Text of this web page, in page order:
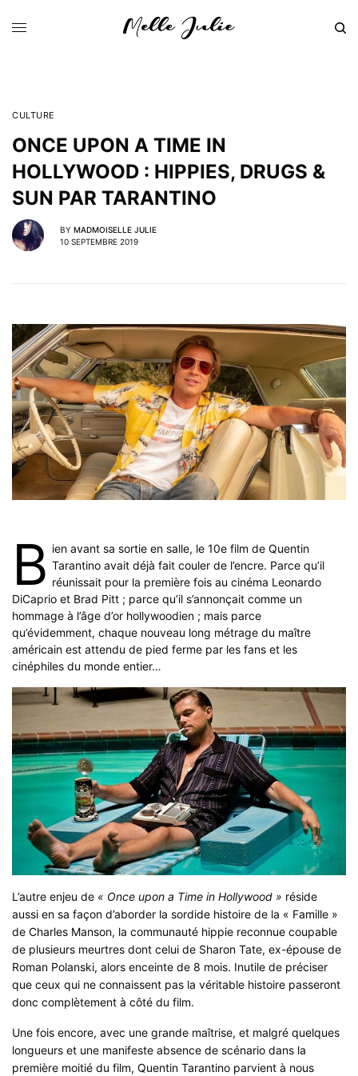
CULTURE
ONCE UPON A TIME IN
HOLLYWOOD : HIPPIES, DRUGS &
SUN PAR TARANTINO
BY MADMOISELLE JULIE
10 SEPTEMBRE 2019
B ien avant sa sortie en salle, le 10e film de Quentin
Tarantino avait déjà fait couler de l’encre. Parce qu’il
réunissait pour la première fois au cinéma Leonardo
DiCaprio et Brad Pitt ; parce qu’il s’annonçait comme un
hommage à l’âge d’or hollywoodien ; mais parce
qu’évidemment, chaque nouveau long métrage du maître
américain est attendu de pied ferme par les fans et les
cinéphiles du monde entier…
L’autre enjeu de « Once upon a Time in Hollywood » réside
aussi en sa façon d’aborder la sordide histoire de la « Famille »
de Charles Manson, la communauté hippie reconnue coupable
de plusieurs meurtres dont celui de Sharon Tate, ex-épouse de
Roman Polanski, alors enceinte de 8 mois. Inutile de préciser
que ceux qui ne connaissent pas la véritable histoire passeront
donc complètement à côté du film.
Une fois encore, avec une grande maîtrise, et malgré quelques
longueurs et une manifeste absence de scénario dans la
première moitié du film, Quentin Tarantino parvient à nous